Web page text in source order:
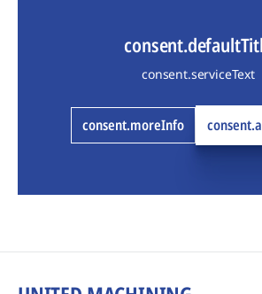
consent.serviceText
consent.moreInfo